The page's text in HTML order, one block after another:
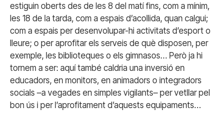
estiguin oberts des de les 8 del matí fins, com a mínim,
les 18 de la tarda, com a espais d’acollida, quan calgui;
com a espais per desenvolupar-hi activitats d’esport o
lleure; o per aprofitar els serveis de què disposen, per
exemple, les biblioteques o els gimnasos… Però ja hi
tornem a ser: aquí també caldria una inversió en
educadors, en monitors, en animadors o integradors
socials –a vegades en simples vigilants– per vetllar pel
bon ús i per l’aprofitament d’aquests equipaments…